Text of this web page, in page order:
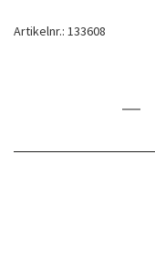
Artikelnr.: 133608